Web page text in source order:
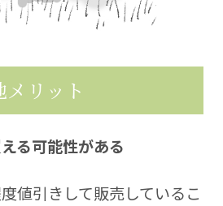
リット
る可能性がある
値引きして販売しているこ